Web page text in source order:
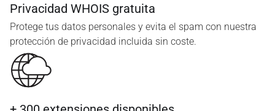
Privacidad WHOIS gratuita
Protege tus datos personales y evita el spam con nuestra
protección de privacidad incluida sin coste.